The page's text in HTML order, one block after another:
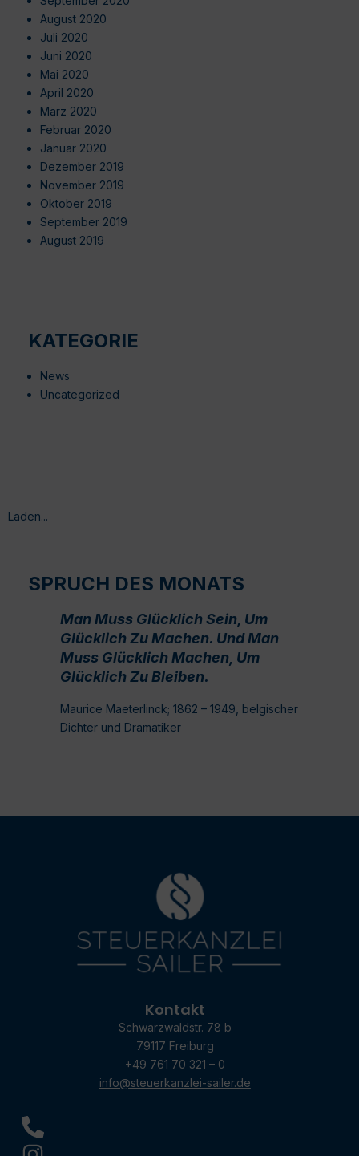
August 2020
Juli 2020
Juni 2020
Mai 2020
April 2020
März 2020
Februar 2020
Januar 2020
Dezember 2019
November 2019
Oktober 2019
September 2019
August 2019
KATEGORIE
News
Uncategorized
Laden...
SPRUCH DES MONATS
Man Muss Glücklich Sein, Um
Glücklich Zu Machen. Und Man
Muss Glücklich Machen, Um
Glücklich Zu Bleiben.
Maurice Maeterlinck; 1862 – 1949, belgischer
Dichter und Dramatiker
Kontakt
Schwarzwaldstr. 78 b
79117 Freiburg
+49 761 70 321 – 0
info@steuerkanzlei-sailer.de